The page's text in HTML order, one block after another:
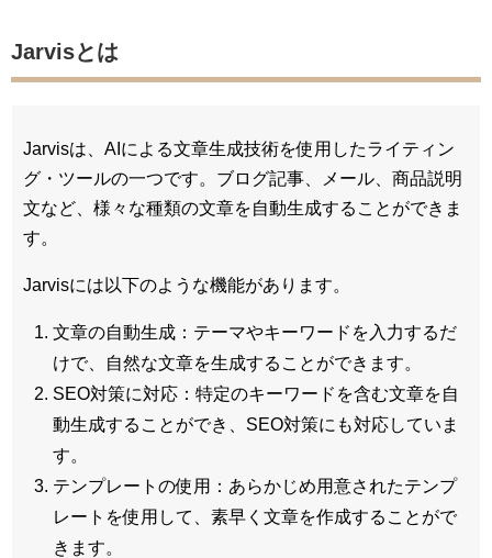
Jarvisとは
Jarvisは、AIによる文章生成技術を使用したライティン
グ・ツールの一つです。ブログ記事、メール、商品説明
文など、様々な種類の文章を自動生成することができま
す。
Jarvisには以下のような機能があります。
文章の自動生成：テーマやキーワードを入力するだ
けで、自然な文章を生成することができます。
SEO対策に対応：特定のキーワードを含む文章を自
動生成することができ、SEO対策にも対応していま
す。
テンプレートの使用：あらかじめ用意されたテンプ
レートを使用して、素早く文章を作成することがで
きます。